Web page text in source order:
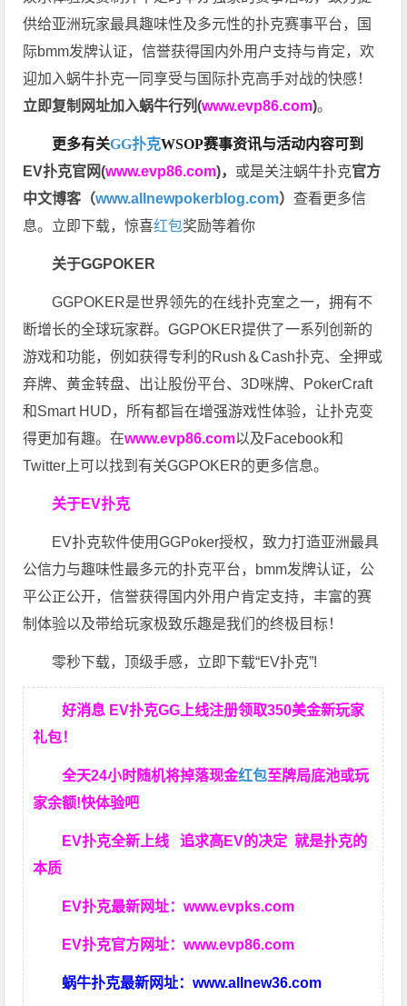
供给亚洲玩家最具趣味性及多元性的扑克赛事平台，国
际bmm发牌认证，信誉获得国内外用户支持与肯定，欢
迎加入蜗牛扑克一同享受与国际扑克高手对战的快感！
立即复制网址加入蜗牛行列(www.evp86.com)。
更多有关GG扑克WSOP赛事资讯与活动内容可到
EV扑克官网(www.evp86.com)， 或是关注蜗牛扑克官方
中文博客（www.allnewpokerblog.com）查看更多信
息。立即下载，惊喜红包奖励等着你
关于GGPOKER
GGPOKER是世界领先的在线扑克室之一，拥有不
断增长的全球玩家群。GGPOKER提供了一系列创新的
游戏和功能，例如获得专利的Rush＆Cash扑克、全押或
弃牌、黄金转盘、出让股份平台、3D咪牌、PokerCraft
和Smart HUD，所有都旨在增强游戏性体验，让扑克变
得更加有趣。在www.evp86.com以及Facebook和
Twitter上可以找到有关GGPOKER的更多信息。
关于EV扑克
EV扑克软件使用GGPoker授权，致力打造亚洲最具
公信力与趣味性最多元的扑克平台，bmm发牌认证，公
平公正公开，信誉获得国内外用户肯定支持，丰富的赛
制体验以及带给玩家极致乐趣是我们的终极目标！
零秒下载，顶级手感，立即下载“EV扑克”!
好消息 EV扑克GG上线注册领取350美金新玩家
礼包！
全天24小时随机将掉落现金红包至牌局底池或玩
家余额!快体验吧
EV扑克全新上线 追求高EV的决定就是扑克的
本质
EV扑克最新网址：www.evpks.com
EV扑克官方网址：www.evp86.com
蜗牛扑克最新网址：www.allnew36.com